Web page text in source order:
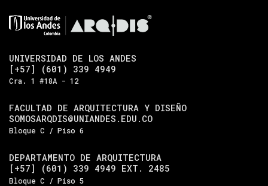
UNIVERSIDAD DE LOS ANDES
[+57] (601) 339 4949
Cra. 1 #18A - 12
FACULTAD DE ARQUITECTURA Y DISEÑO
SOMOSARQDIS@UNIANDES.EDU.CO
Bloque C / Piso 6
DEPARTAMENTO DE ARQUITECTURA
[+57] (601) 339 4949 EXT. 2485
Bloque C / Piso 5